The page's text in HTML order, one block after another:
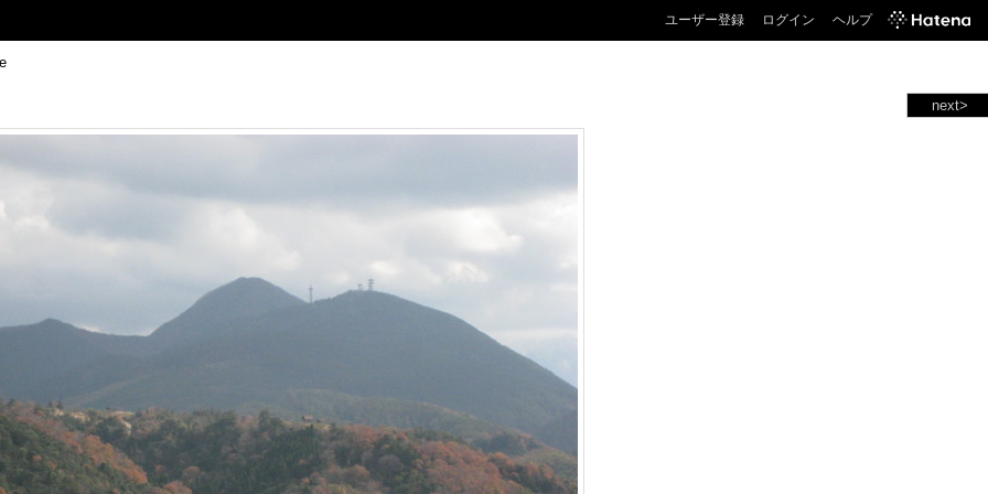
ユーザー登録 ログイン ヘルプ
next>